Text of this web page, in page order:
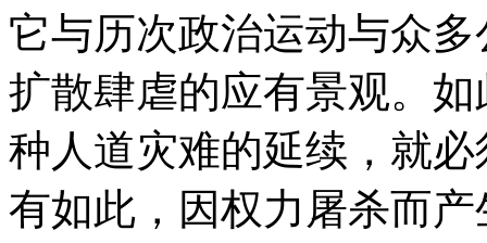
它与历次政治运动与众
扩散肆虐的应有景观。
种人道灾难的延续，就
有如此，因权力屠杀而